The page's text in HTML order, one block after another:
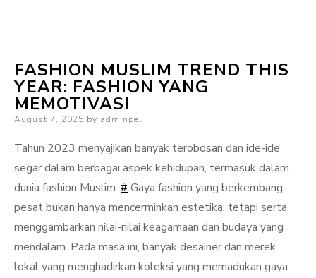
FASHION MUSLIM TREND THIS
YEAR: FASHION YANG
MEMOTIVASI
Posted
August 7, 2025 by adminpel
Tahun 2023 menyajikan banyak terobosan dan ide-ide
segar dalam berbagai aspek kehidupan, termasuk dalam
dunia fashion Muslim. # Gaya fashion yang berkembang
pesat bukan hanya mencerminkan estetika, tetapi serta
menggambarkan nilai-nilai keagamaan dan budaya yang
mendalam. Pada masa ini, banyak desainer dan merek
lokal yang menghadirkan koleksi yang memadukan gaya